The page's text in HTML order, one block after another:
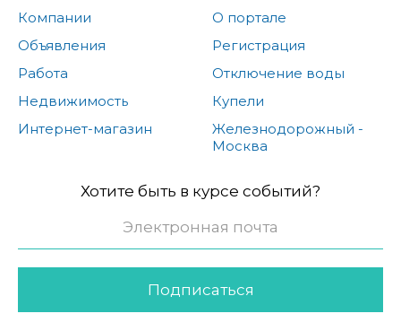
Компании
Объявления
Работа
Недвижимость
Интернет-магазин
О портале
Регистрация
Отключение воды
Купели
Железнодорожный -
Москва
Хотите быть в курсе событий?
Подписаться